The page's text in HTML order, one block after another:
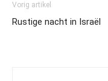
Vorig artikel
Rustige nacht in Israël